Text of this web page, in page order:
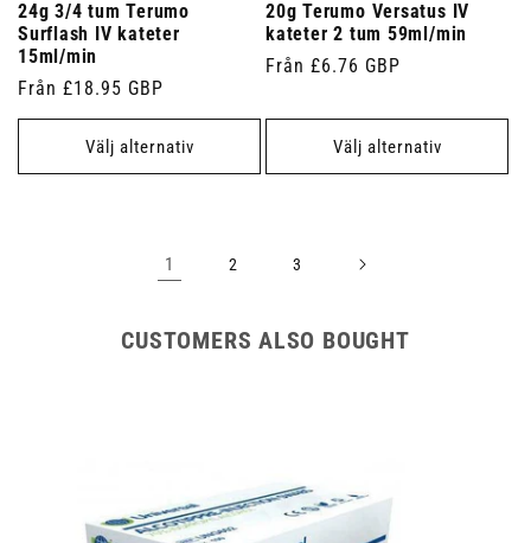
24g 3/4 tum Terumo
Surflash IV kateter
15ml/min
Ordinarie
pris
Från £18.95 GBP
Välj alternativ
20g Terumo Versatus IV
kateter 2 tum 59ml/min
Ordinarie
Från £6.76 GBP
Välj alternativ
1 2 3
CUSTOMERS ALSO BOUGHT